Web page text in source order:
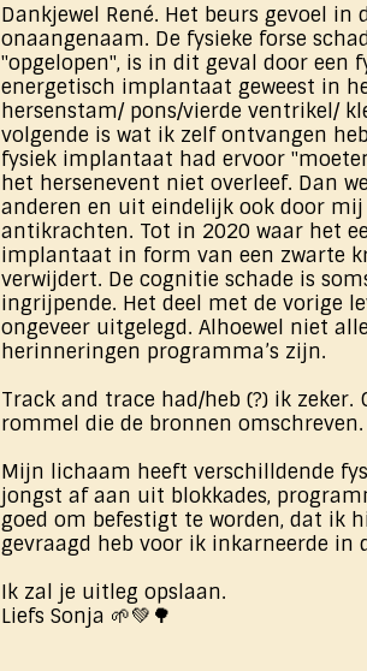
Dankjewel René. Het beurs gevoel in
onaangenaam. De fysieke forse
"opgelopen", is in dit geval door een
energetisch implantaat geweest in
hersenstam/ pons/vierde ventrikel/
volgende is wat ik zelf ontvangen
fysiek implantaat had ervoor
het hersenevent niet overleef. Dan
anderen en uit eindelijk ook door mij
antikrachten. Tot in 2020 waar het
implantaat in form van een zwarte
verwijdert. De cognitie schade is
ingrijpende. Het deel met de vorige
ongeveer uitgelegd. Alhoewel niet
herinneringen programma’s zijn.
Track and trace had/heb (?) ik zeker.
rommel die de bronnen omschreven.
Mijn lichaam heeft verschilldende
jongst af aan uit blokkades,
goed om befestigt te worden, dat ik
gevraagd heb voor ik inkarneerde in
Ik zal je uitleg opslaan.
Liefs Sonja 🌱💚🌳